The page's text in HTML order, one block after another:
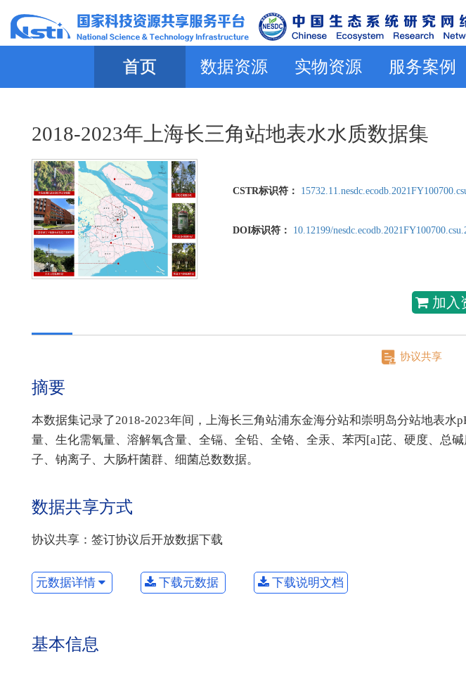
首页 数据资源 实物资源 服务案例
2018-2023年上海长三角站地表水水质数据集
CSTR标识符：
DOI标识符： 10.12199/
加入
协议共享
摘要
本数据集记录了2018-2023年间，上海长三角站浦东金海分站和崇明岛分站地表水
量、生化需氧量、溶解氧含量、全镉、全铅、全铬、全汞、苯丙[a]芘、硬度、总
子、钠离子、大肠杆菌群、细菌总数数据。
数据共享方式
协议共享：签订协议后开放数据下载
元数据详情 下载元数据 下载说明文档
基本信息